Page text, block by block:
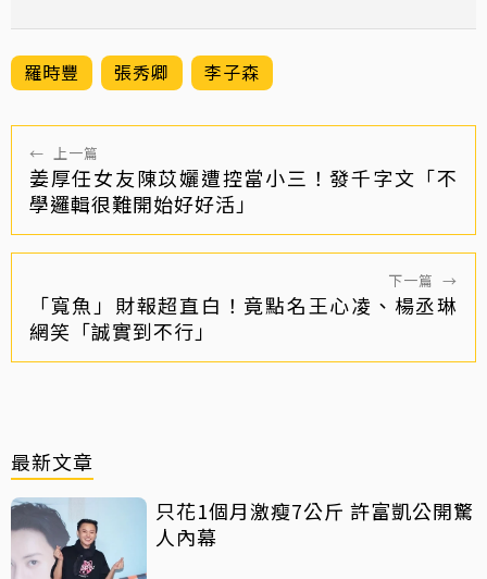
羅時豐 張秀卿 李子森
← 上一篇
姜厚任女友陳苡孋遭控當小三！發千字文「不
學邏輯很難開始好好活」
下一篇 →
「寬魚」財報超直白！竟點名王心凌、楊丞琳
網笑「誠實到不行」
最新文章
只花1個月激瘦7公斤 許富凱公開驚
人內幕